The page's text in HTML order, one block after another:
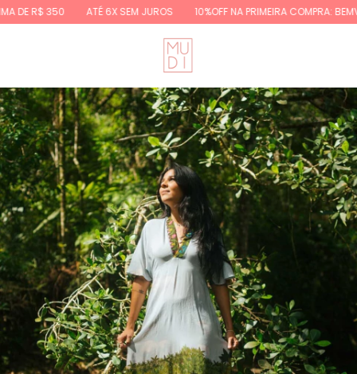
DE R$ 350 ATÉ 6X SEM JUROS 10%OFF NA PRIMEIRA COMPRA: